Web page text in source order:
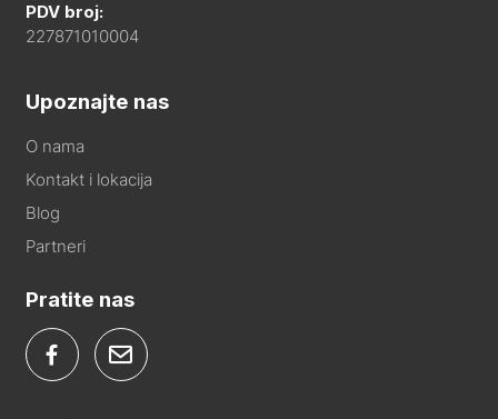
PDV broj:
227871010004
Upoznajte nas
O nama
Kontakt i lokacija
Blog
Partneri
Pratite nas